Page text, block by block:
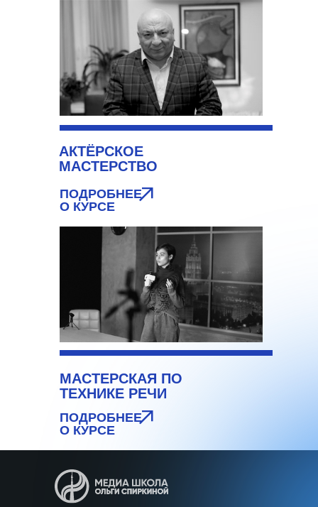
АКТЁРСКОЕ
МАСТЕРСТВО
МАСТЕРСКАЯ ПО
ТЕХНИКЕ РЕЧИ
ПОДРОБНЕЕ
О КУРСЕ
ПОДРОБНЕЕ
О КУРСЕ